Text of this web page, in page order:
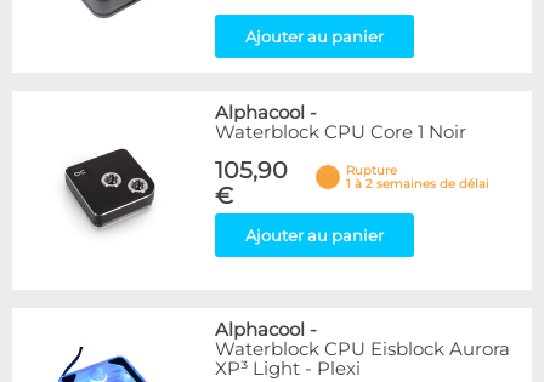
Ajouter au panier
Alphacool -
Waterblock CPU Core 1 Noir
105,90
€
Rupture
1 à 2 semaines de délai
Ajouter au panier
Alphacool -
Waterblock CPU Eisblock Aurora
XP³ Light - Plexi